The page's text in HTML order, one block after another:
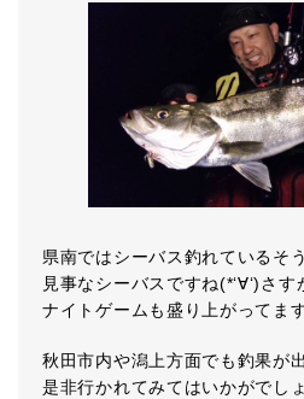
県南ではシーバス釣れているそ
見事なシーバスですね(*‘∀‘)さす
ナイトゲームも盛り上がってま
秋田市内や潟上方面でも釣果が
是非行かれてみてはいかがでし